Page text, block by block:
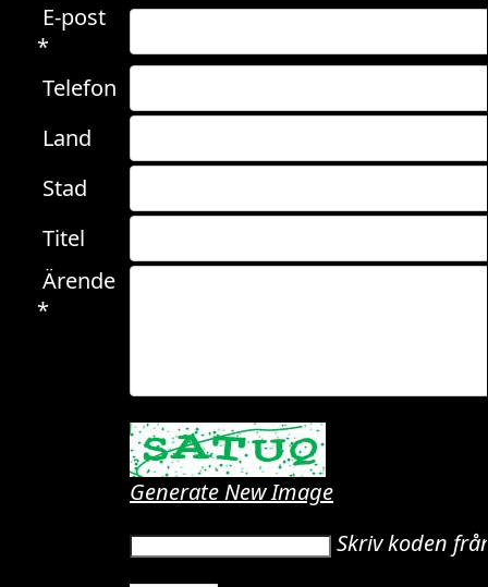
E-post
*
Telefon
Land
Stad
Titel
Ärende
*
Generate New Image
Skriv koden